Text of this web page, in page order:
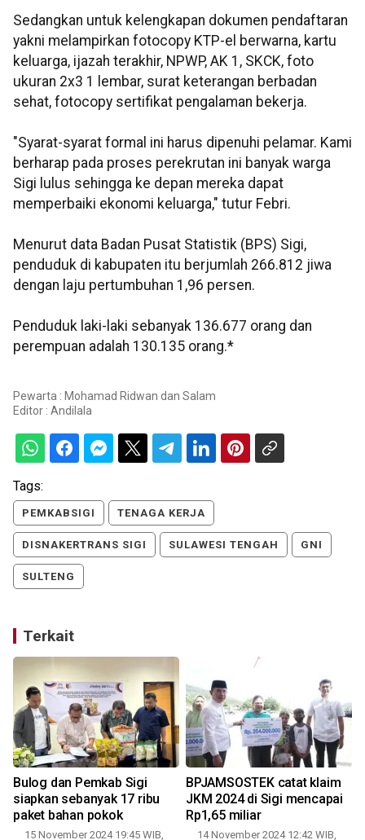
Sedangkan untuk kelengkapan dokumen pendaftaran
yakni melampirkan fotocopy KTP-el berwarna, kartu
keluarga, ijazah terakhir, NPWP, AK 1, SKCK, foto
ukuran 2x3 1 lembar, surat keterangan berbadan
sehat, fotocopy sertifikat pengalaman bekerja.
"Syarat-syarat formal ini harus dipenuhi pelamar. Kami
berharap pada proses perekrutan ini banyak warga
Sigi lulus sehingga ke depan mereka dapat
memperbaiki ekonomi keluarga," tutur Febri.
Menurut data Badan Pusat Statistik (BPS) Sigi,
penduduk di kabupaten itu berjumlah 266.812 jiwa
dengan laju pertumbuhan 1,96 persen.
Penduduk laki-laki sebanyak 136.677 orang dan
perempuan adalah 130.135 orang.*
Pewarta : Mohamad Ridwan dan Salam
Editor : Andilala
Tags:
PEMKABSIGI TENAGA KERJA
DISNAKERTRANS SIGI SULAWESI TENGAH GNI
SULTENG
Terkait
Bulog dan Pemkab Sigi
siapkan sebanyak 17 ribu
paket bahan pokok
15 November 2024 19:45 WIB,
BPJAMSOSTEK catat klaim
JKM 2024 di Sigi mencapai
Rp1,65 miliar
14 November 2024 12:42 WIB,